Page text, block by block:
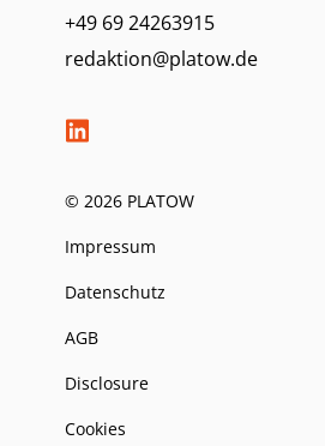
+49 69 24263915
redaktion@platow.de
© 2026 PLATOW
Impressum
Datenschutz
AGB
Disclosure
Cookies